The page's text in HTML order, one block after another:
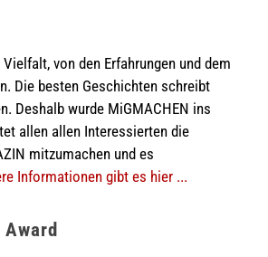
von den Erfahrungen und dem
Die besten Geschichten schreibt
Deshalb wurde MiGMACHEN ins
allen allen Interessierten die
mitzumachen und es
Informationen gibt es hier ...